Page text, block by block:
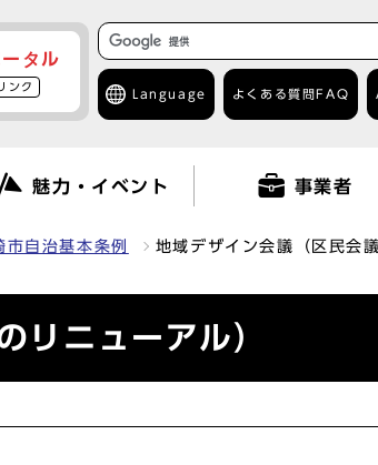
タル
ンク
Language よくある質問 FAQ
魅力・イベント 事業者
市自治基本条例 地域デザイン会議（区民会
リニューアル）